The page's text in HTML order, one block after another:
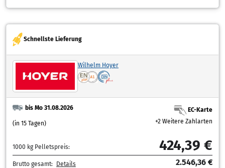
Schnellste Lieferung
Wilhelm Hoyer
bis Mo 31.08.2026
(in 15 Tagen)
EC-Karte
+2 Weitere Zahlarten
1000 kg Pelletspreis: 424,39 €
Brutto gesamt: Details 2.546,36 €